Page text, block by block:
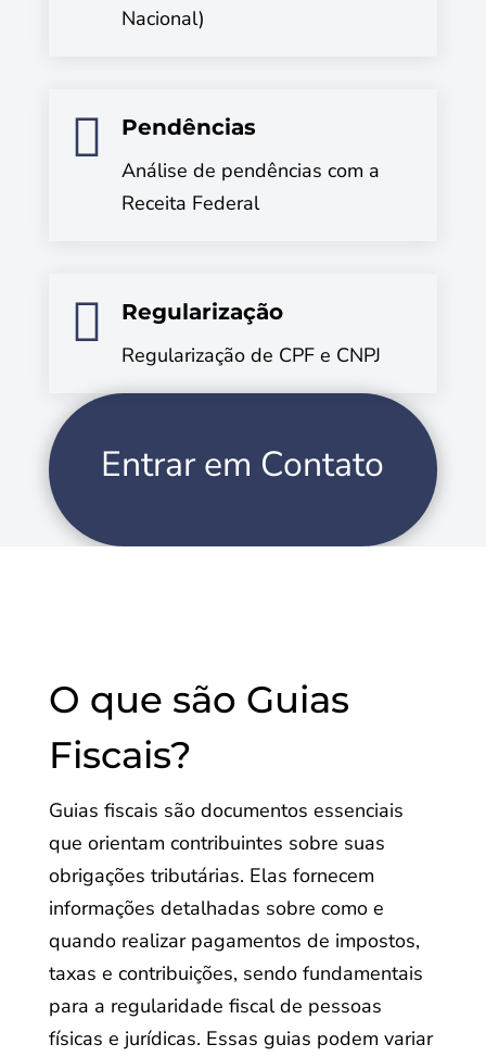
Nacional)

Pendências
Análise de pendências com a
Receita Federal

Regularização
Regularização de CPF e CNPJ
Entrar em Contato
O que são Guias
Fiscais?
Guias fiscais são documentos essenciais
que orientam contribuintes sobre suas
obrigações tributárias. Elas fornecem
informações detalhadas sobre como e
quando realizar pagamentos de impostos,
taxas e contribuições, sendo fundamentais
para a regularidade fiscal de pessoas
físicas e jurídicas. Essas guias podem variar